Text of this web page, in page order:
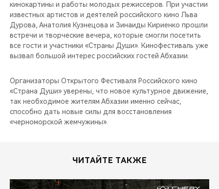
CHERY REMOTE
CHERY И СПОРТ
НАШИ МЕРОПРИЯТИЯ
ВИДЕООБЗОРЫ
CHERY ДЛЯ ДЕТЕЙ
кинокартины и работы молодых режиссеров. При участии
известных артистов и деятелей российского кино Льва
Дурова, Анатолия Кузнецова и Зинаиды Кириенко прошли
встречи и творческие вечера, которые смогли посетить
все гости и участники «Страны Души». Кинофестиваль уже
вызвал большой интерес российских гостей Абхазии.
Организаторы Открытого Фестиваля Российского кино
«Страна Души» уверены, что новое культурное движение,
так необходимое жителям Абхазии именно сейчас,
способно дать новые силы для восстановления
«черноморской жемчужины».
ЧИТАЙТЕ ТАКЖЕ